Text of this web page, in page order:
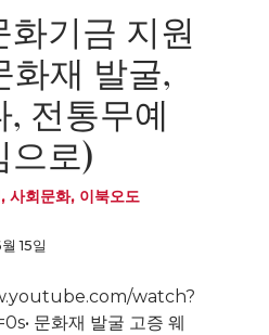
기금 지원
화재 발굴,
, 전통무예
으로)
, 사회문화, 이북오도
15일
watch?
문화재 발굴 고증 웨